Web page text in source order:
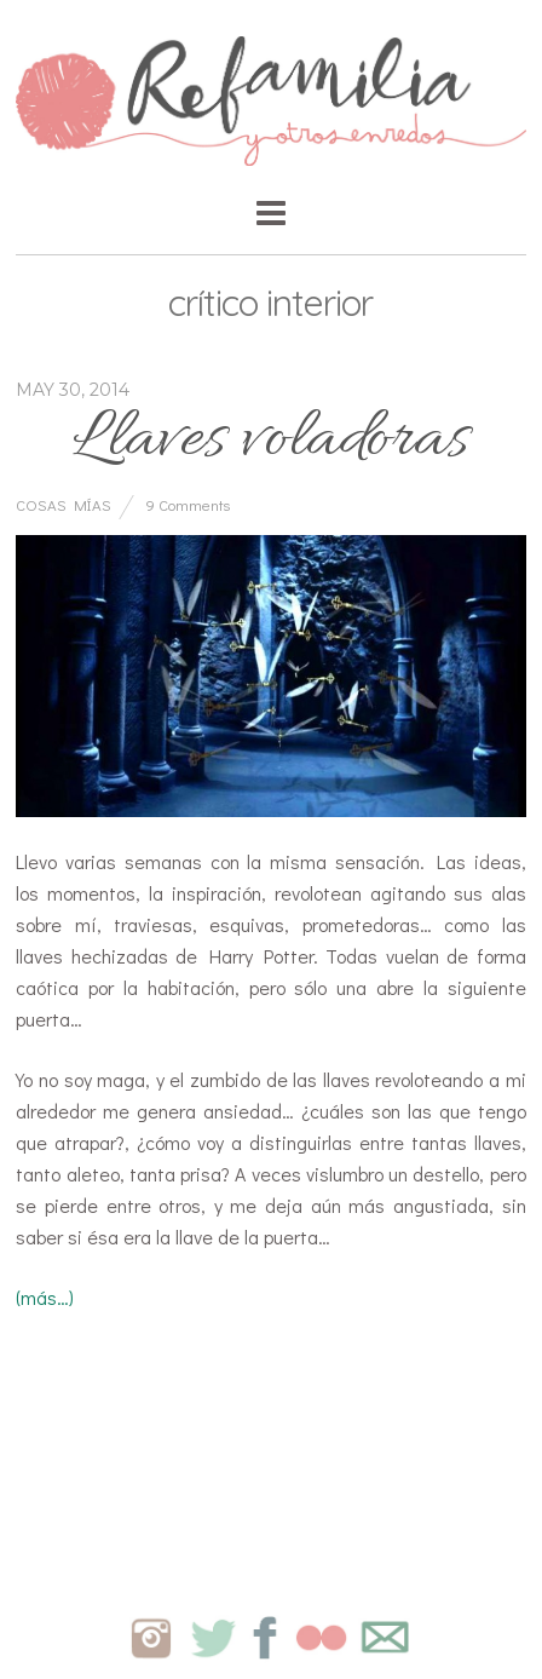
crítico interior
MAY 30, 2014
Llaves voladoras
COSAS MÍAS 9 Comments
Llevo varias semanas con la misma sensación. Las ideas,
los momentos, la inspiración, revolotean agitando sus alas
sobre mí, traviesas, esquivas, prometedoras… como las
llaves hechizadas de Harry Potter. Todas vuelan de forma
caótica por la habitación, pero sólo una abre la siguiente
puerta…
Yo no soy maga, y el zumbido de las llaves revoloteando a mi
alrededor me genera ansiedad… ¿cuáles son las que tengo
que atrapar?, ¿cómo voy a distinguirlas entre tantas llaves,
tanto aleteo, tanta prisa? A veces vislumbro un destello, pero
se pierde entre otros, y me deja aún más angustiada, sin
saber si ésa era la llave de la puerta…
(más…)